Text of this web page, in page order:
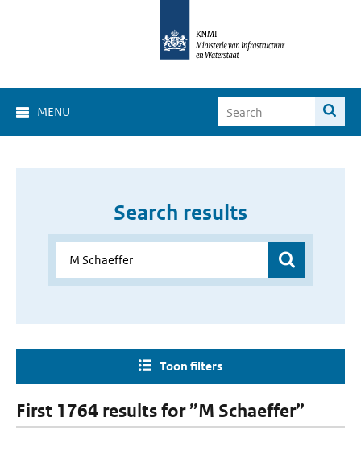
MENU
Search results
Toon filters
First 1764 results for ”M Schaeffer”